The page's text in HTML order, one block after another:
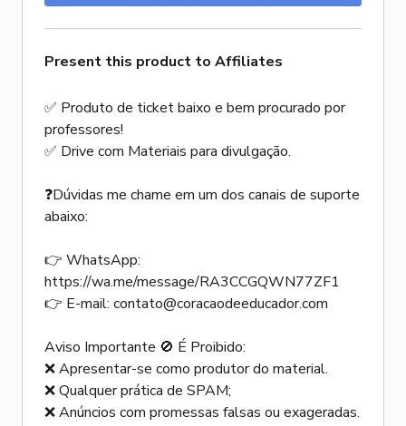
Present this product to Affiliates
✅ Produto de ticket baixo e bem procurado por
professores!
✅ Drive com Materiais para divulgação.
❓Dúvidas me chame em um dos canais de suporte
abaixo:
👉 WhatsApp:
https://wa.me/message/RA3CCGQWN77ZF1
👉 E-mail: contato@coracaodeeducador.com
Aviso Importante 🚫 É Proibido:
❌ Apresentar-se como produtor do material.
❌ Qualquer prática de SPAM;
❌ Anúncios com promessas falsas ou exageradas.